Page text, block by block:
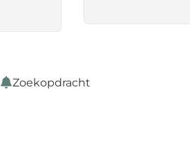
Zoekopdracht